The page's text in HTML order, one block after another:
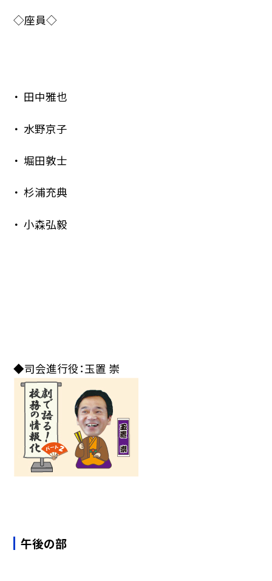
◇座員◇
田中雅也
水野京子
堀田敦士
杉浦充典
小森弘毅
◆司会進行役：玉置 崇
午後の部